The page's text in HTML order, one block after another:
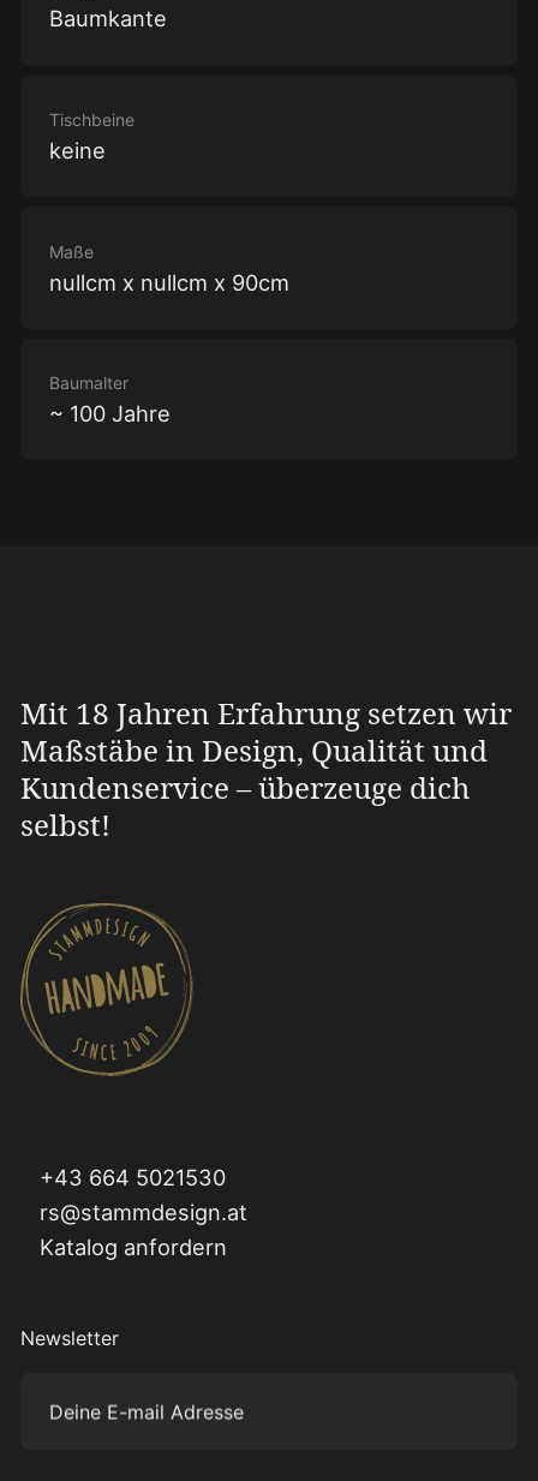
Baumkante
Tischbeine
keine
Maße
nullcm x nullcm x 90cm
Baumalter
~ 100 Jahre
Mit 18 Jahren Erfahrung setzen wir
Maßstäbe in Design, Qualität und
Kundenservice – überzeuge dich
selbst!
+43 664 5021530
rs@stammdesign.at
Katalog anfordern
Newsletter
Deine E-mail Adresse